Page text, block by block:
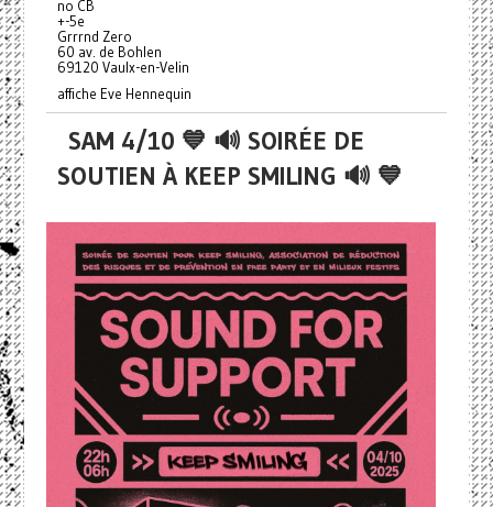
no CB
+-5e
Grrrnd Zero
60 av. de Bohlen
69120 Vaulx-en-Velin
affiche Eve Hennequin
SAM 4/10 💙 🔊 SOIRÉE DE
SOUTIEN À KEEP SMILING 🔊 💙